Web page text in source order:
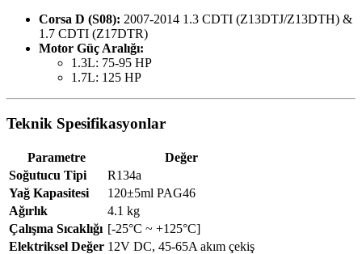
Corsa D (S08): 2007-2014 1.3 CDTI (Z13DTJ/Z13DTH) &
1.7 CDTI (Z17DTR)
Motor Güç Aralığı:
1.3L: 75-95 HP
1.7L: 125 HP
Teknik Spesifikasyonlar
Parametre
Değer
Soğutucu Tipi
R134a
Yağ Kapasitesi
120±5ml PAG46
Ağırlık
4.1 kg
Çalışma Sıcaklığı [-25°C ~ +125°C]
Elektriksel Değer 12V DC, 45-65A akım çekiş